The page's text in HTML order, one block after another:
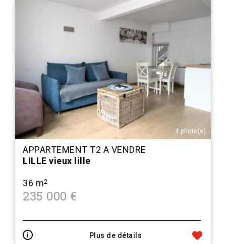
4 photo(s)
APPARTEMENT T2 A VENDRE
LILLE vieux lille
36 m2
235 000 €
Plus de détails